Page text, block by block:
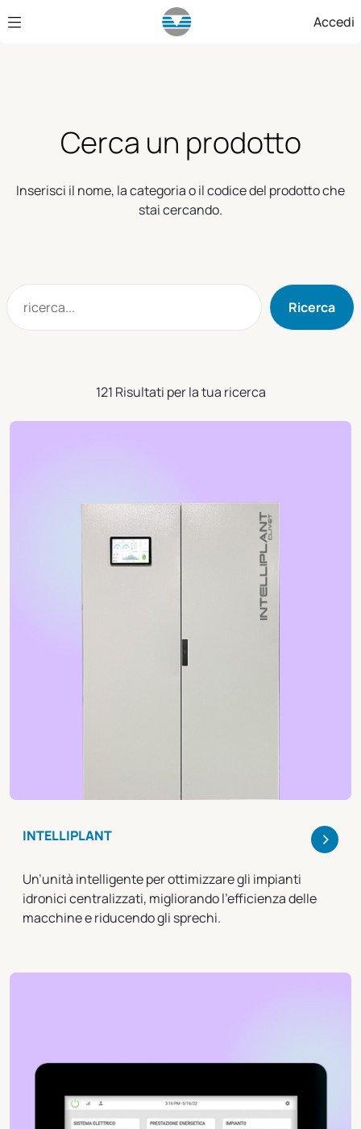
Skip to Main Content Accedi
Cerca un prodotto
Inserisci il nome, la categoria o il codice del prodotto che
stai cercando.
121 Risultati per la tua ricerca
INTELLIPLANT >
Un’unità intelligente per ottimizzare gli impianti
idronici centralizzati, migliorando l’efficienza delle
macchine e riducendo gli sprechi.